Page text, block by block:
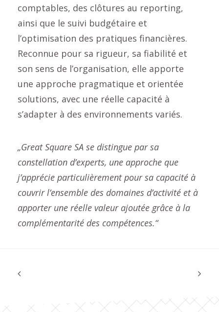
comptables, des clôtures au reporting,
ainsi que le suivi budgétaire et
l’optimisation des pratiques financières.
Reconnue pour sa rigueur, sa fiabilité et
son sens de l’organisation, elle apporte
une approche pragmatique et orientée
solutions, avec une réelle capacité à
s’adapter à des environnements variés.
„Great Square SA se distingue par sa
constellation d’experts, une approche que
j’apprécie particulièrement pour sa capacité à
couvrir l’ensemble des domaines d’activité et à
apporter une réelle valeur ajoutée grâce à la
complémentarité des compétences.“